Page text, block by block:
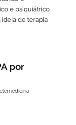
e psiquiátrico
ideia de terapia
por